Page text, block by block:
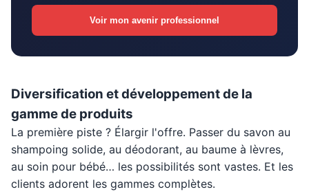
Voir mon avenir professionnel
Diversification et développement de la
gamme de produits
La première piste ? Élargir l'offre. Passer du savon au
shampoing solide, au déodorant, au baume à lèvres,
au soin pour bébé… les possibilités sont vastes. Et les
clients adorent les gammes complètes.